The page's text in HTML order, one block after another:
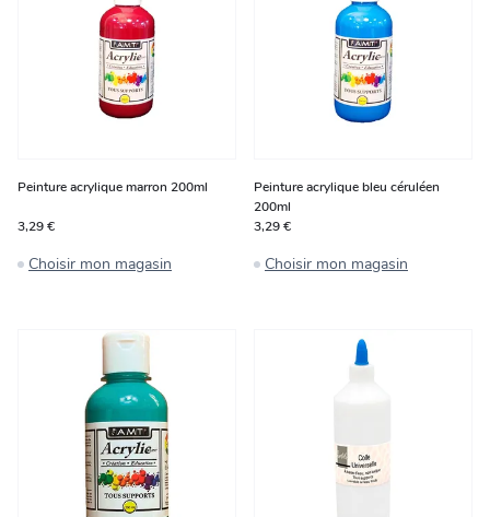
Peinture acrylique marron 200ml
3,29 €
Choisir mon magasin
Peinture acrylique bleu céruléen
200ml
3,29 €
Choisir mon magasin